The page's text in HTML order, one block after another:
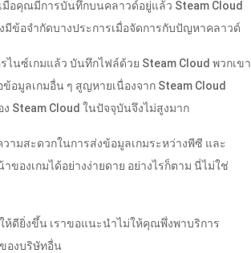
อคุณมีการบันทึกบนคลาวด์อยู่แล้ว Steam Cloud
ข้อจำกัดบางประการเมื่อจัดการกับปัญหาคลาวด์
นซ์เกมแล้ว บันทึกไฟล์ด้วย Steam Cloud พวกเขา
อมูลเกมอื่น ๆ สูญหายเนื่องจาก Steam Cloud
Steam Cloud ในปัจจุบันจึงไม่สูงมาก
ามสะดวกในการส่งข้อมูลเกมระหว่างพีซี และ
องเกมได้อย่างง่ายดาย อย่างไรก็ตาม นี่ไม่ใช่
ดียิ่งขึ้น เราขอแนะนำไม่ให้คุณพึ่งพาบริการ
องบริษัทอื่น